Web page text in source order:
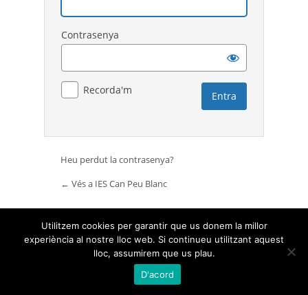
Contrasenya
Recorda'm
Heu perdut la contrasenya?
← Vés a IES Can Peu Blanc
Utilitzem cookies per garantir que us donem la millor
experiència al nostre lloc web. Si continueu utilitzant aquest
lloc, assumirem que us plau.
D'acord